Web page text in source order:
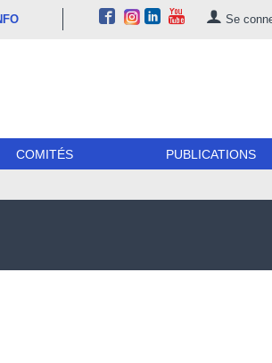
Se
COMITÉS PUBLICATIONS